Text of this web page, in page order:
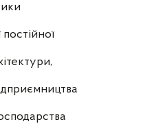
постійної